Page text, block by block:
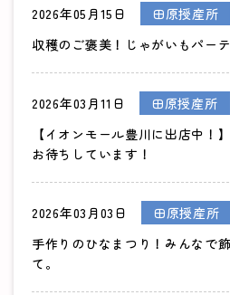
2026年05月15日
田原授産所
収穫のご褒美！じゃがいもパー
2026年03月11日
田原授産所
【イオンモール豊川に出店中！
お待ちしています！
2026年03月03日
田原授産所
手作りのひなまつり！みんなで
て。